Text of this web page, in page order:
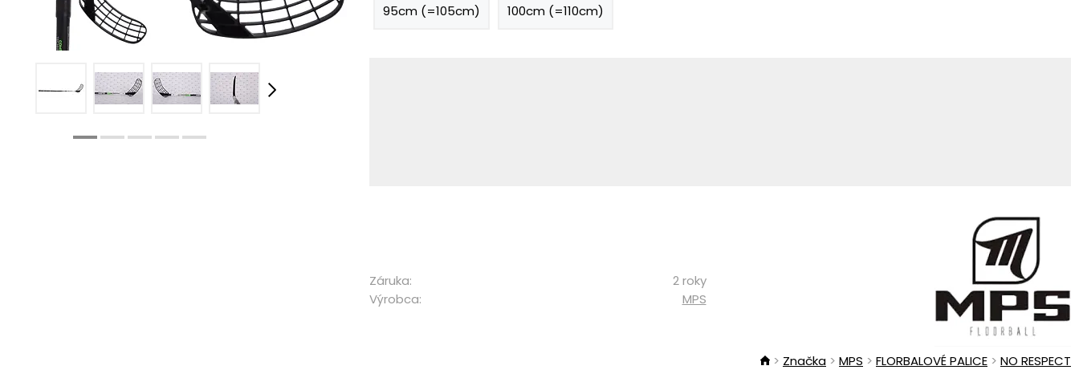
95cm (=105cm)
100cm (=110cm)
Záruka:
2 roky
Výrobca:
MPS
Značka MPS FLORBALOVÉ PALICE NO RESPECT